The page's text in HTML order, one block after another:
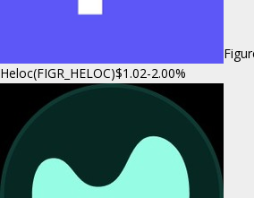
Heloc(FIGR_HELOC)$1.02-2.00%